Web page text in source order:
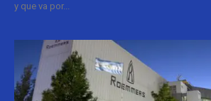
y que va por...